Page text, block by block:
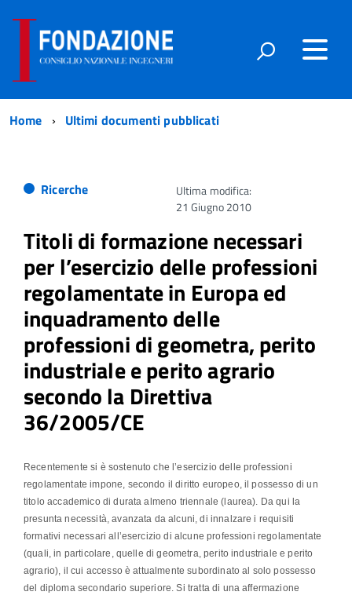
Home Ultimi documenti pubblicati
Ricerche
Ultima modifica:
21 Giugno 2010
Titoli di formazione necessari
per l’esercizio delle professioni
regolamentate in Europa ed
inquadramento delle
professioni di geometra, perito
industriale e perito agrario
secondo la Direttiva
36/2005/CE
Recentemente si è sostenuto che l’esercizio delle professioni
regolamentate impone, secondo il diritto europeo, il possesso di un
titolo accademico di durata almeno triennale (laurea). Da qui la
presunta necessità, avanzata da alcuni, di innalzare i requisiti
formativi necessari all’esercizio di alcune professioni regolamentate
(quali, in particolare, quelle di geometra, perito industriale e perito
agrario), il cui accesso è attualmente subordinato al solo possesso
del diploma secondario superiore. Si tratta di una affermazione